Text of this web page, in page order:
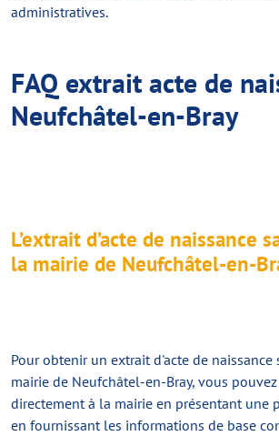
administratives.
FAQ extrait acte de
Neufchâtel-en-Bray
L’extrait d’acte de naissance
la mairie de Neufchâtel-en-
Pour obtenir un extrait d'acte de
mairie de Neufchâtel-en-Bray, vous
directement à la mairie en présentant une
en fournissant les informations de base